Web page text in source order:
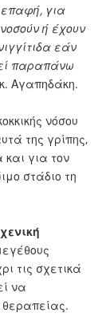
επαφή, για
ή έχουν
εάν
παραπάνω
Αγαπηδάκη.
νόσου
της γρίπης,
για τον
στάδιο τη
τις σχετικά
να
θεραπείας.